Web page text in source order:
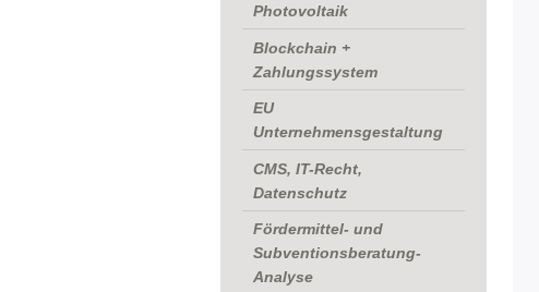
Photovoltaik
Blockchain +
Zahlungssystem
EU
Unternehmensgestaltung
CMS, IT-Recht,
Datenschutz
Fördermittel- und
Subventionsberatung-
Analyse